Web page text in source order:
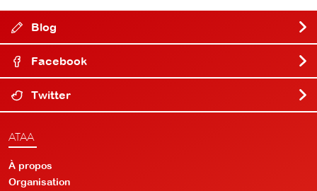
Blog
Facebook
Twitter
ATAA
À propos
Organisation